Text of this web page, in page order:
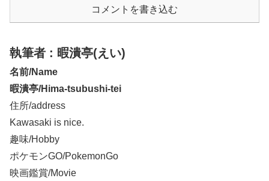
コメントを書き込む
執筆者 : 暇潰亭(えい)
名前/Name
暇潰亭/Hima-tsubushi-tei
住所/address
Kawasaki is nice.
趣味/Hobby
ポケモンGO/PokemonGo
映画鑑賞/Movie